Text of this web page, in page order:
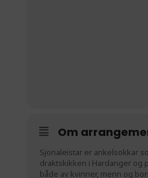
Om
Sjonaleistar er ankelsokkar
draktskikken i Hardanger og
både av kvinner, menn og